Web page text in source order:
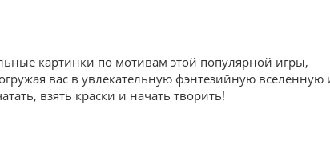
картинки по мотивам этой популярной игры,
вас в увлекательную фэнтезийную вселенную
взять краски и начать творить!